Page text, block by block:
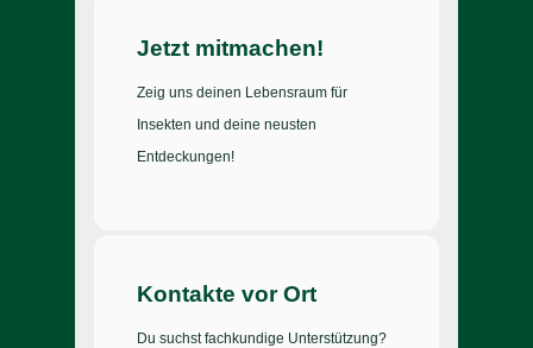
Jetzt mitmachen!
Zeig uns deinen Lebensraum für
Insekten und deine neusten
Entdeckungen!
Kontakte vor Ort
Du suchst fachkundige Unterstützung?